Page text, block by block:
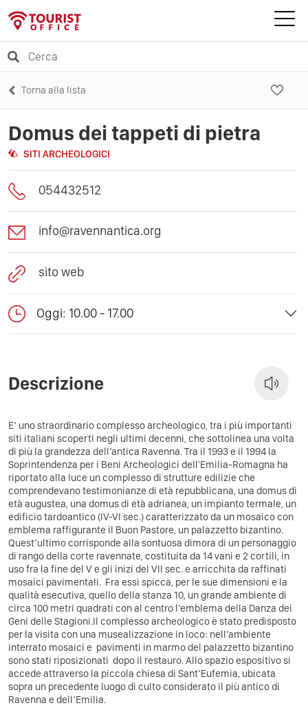
Torna alla lista
Domus dei tappeti di pietra
SITI ARCHEOLOGICI
054432512
info@ravennantica.org
sito web
Oggi: 10.00 - 17.00
Descrizione
E’ uno straordinario complesso archeologico, tra i più importanti
siti italiani scoperti negli ultimi decenni, che sottolinea una volta
di più la grandezza dell’antica Ravenna. Tra il 1993 e il 1994 la
Soprintendenza per i Beni Archeologici dell'Emilia-Romagna ha
riportato alla luce un complesso di strutture edilizie che
comprendevano testimonianze di età repubblicana, una domus di
età augustea, una domus di età adrianea, un impianto termale, un
edificio tardoantico (IV-VI sec.) caratterizzato da un mosaico con
emblema raffigurante il Buon Pastore, un palazzetto bizantino.
Quest’ultimo corrisponde alla sontuosa dimora di un personaggio
di rango della corte ravennate, costituita da 14 vani e 2 cortili, in
uso fra la fine del V e gli inizi del VII sec. e arricchita da raffinati
mosaici pavimentali. Fra essi spicca, per le sue dimensioni e la
qualità esecutiva, quello della stanza 10, un grande ambiente di
circa 100 metri quadrati con al centro l’emblema della Danza dei
Geni delle Stagioni.Il complesso archeologico è stato predisposto
per la visita con una musealizzazione in loco: nell’ambiente
interrato mosaici e pavimenti in marmo del palazzetto bizantino
sono stati riposizionati dopo il restauro. Allo spazio espositivo si
accede attraverso la piccola chiesa di Sant’Eufemia, ubicata
sopra un precedente luogo di culto considerato il più antico di
Ravenna e dell’Emilia.